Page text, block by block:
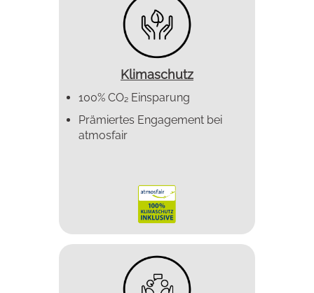
Klimaschutz
100% CO₂ Einsparung
Prämiertes Enga­gement bei
atmosfair